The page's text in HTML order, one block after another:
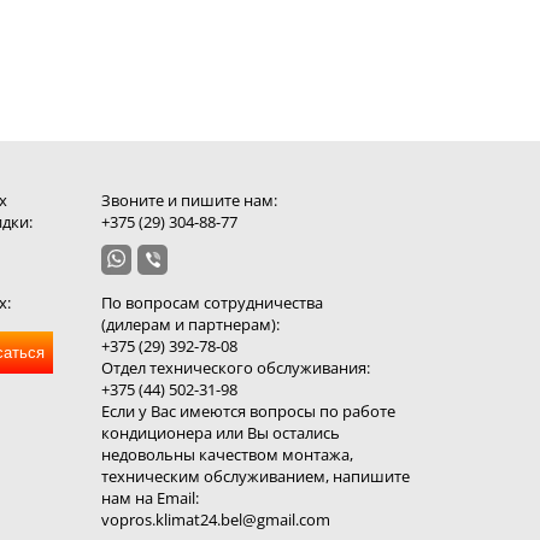
Звоните и пишите нам:
+375 (29) 304-88-77
По вопросам сотрудничества
(дилерам и партнерам):
+375 (29) 392-78-08
Отдел технического обслуживания:
+375 (44) 502-31-98
Если у Вас имеются вопросы по работе
кондиционера или Вы остались
недовольны качеством монтажа,
техническим обслуживанием, напишите
нам на Email:
vopros.klimat24.bel@gmail.com